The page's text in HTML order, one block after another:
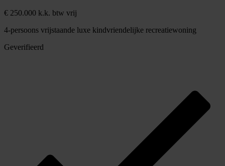
€ 250.000 k.k. btw vrij
4-persoons vrijstaande luxe kindvriendelijke recreatiewoning
Geverifieerd